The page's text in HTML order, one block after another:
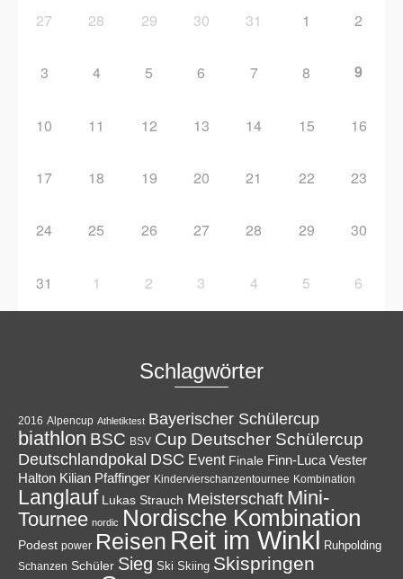
27 28 29 30 31 1 2
3 4 5 6 7 8 9
10 11 12 13 14 15 16
17 18 19 20 21 22 23
24 25 26 27 28 29 30
31 1 2 3 4 5 6
Schlagwörter
2016 Alpencup Athletiktest Bayerischer Schülercup
biathlon BSC BSV Cup Deutscher Schülercup
Deutschlandpokal DSC Event Finale Finn-Luca Vester
Halton Kilian Pfaffinger Kindervierschanzentournee Kombination
Langlauf Lukas Strauch Meisterschaft Mini-
Tournee nordic Nordische Kombination
Podest power Reisen Reit im Winkl Ruhpolding
Schanzen Schüler Sieg Ski Skiing Skispringen